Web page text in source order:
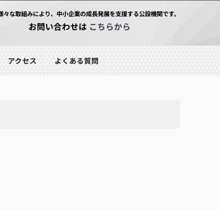
な取組みにより、中小企業の成長発展を支援する公設機関です。
お問い合わせは こちらから
アクセス よくある質問